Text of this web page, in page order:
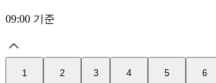
09:00 기준
1 2 3 4 5 6